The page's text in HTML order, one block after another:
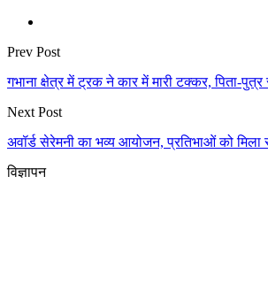
Prev Post
गभाना क्षेत्र में ट्रक ने कार में मारी टक्कर, पिता-
Next Post
अवॉर्ड सेरेमनी का भव्य आयोजन, प्रतिभाओं को मिला
विज्ञापन